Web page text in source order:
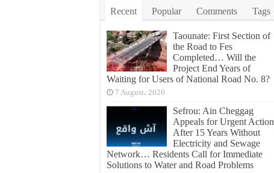
Recent Popular Comments Tags
Taounate: First Section of
the Road to Fes
Completed… Will the
Project End Years of
Waiting for Users of National Road No. 8?
7 August، 2026
Sefrou: Ain Cheggag
Appeals for Urgent Action
After 15 Years Without
Electricity and Sewage
Network… Residents Call for Immediate
Solutions to Water and Road Problems